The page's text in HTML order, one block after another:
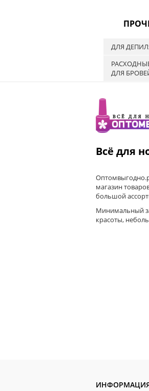
Очки
Бахилы
Шапочки
кутикулы
ДЛЯ
РАСХОДНЫЕ МАТЕРИАЛЫ
ДЛЯ
Всё для
магазин
большой
Минимальный
красоты,